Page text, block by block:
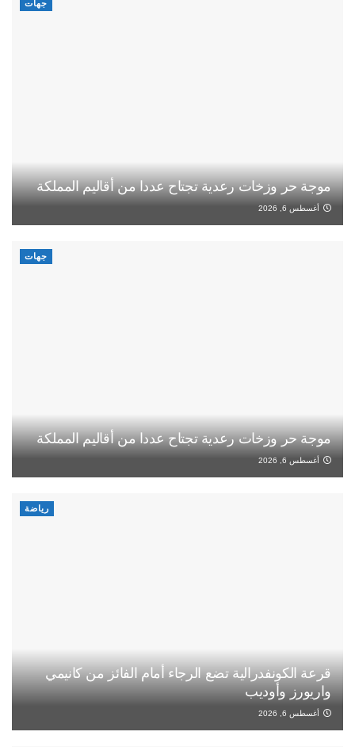
جهات
موجة حر وزخات رعدية تجتاح عددا من أقاليم المملكة
أغسطس 6, 2026
جهات
موجة حر وزخات رعدية تجتاح عددا من أقاليم المملكة
أغسطس 6, 2026
رياضة
قرعة الكونفدرالية تضع الرجاء أمام الفائز من كانيمي
واريورز وأوديب
أغسطس 6, 2026